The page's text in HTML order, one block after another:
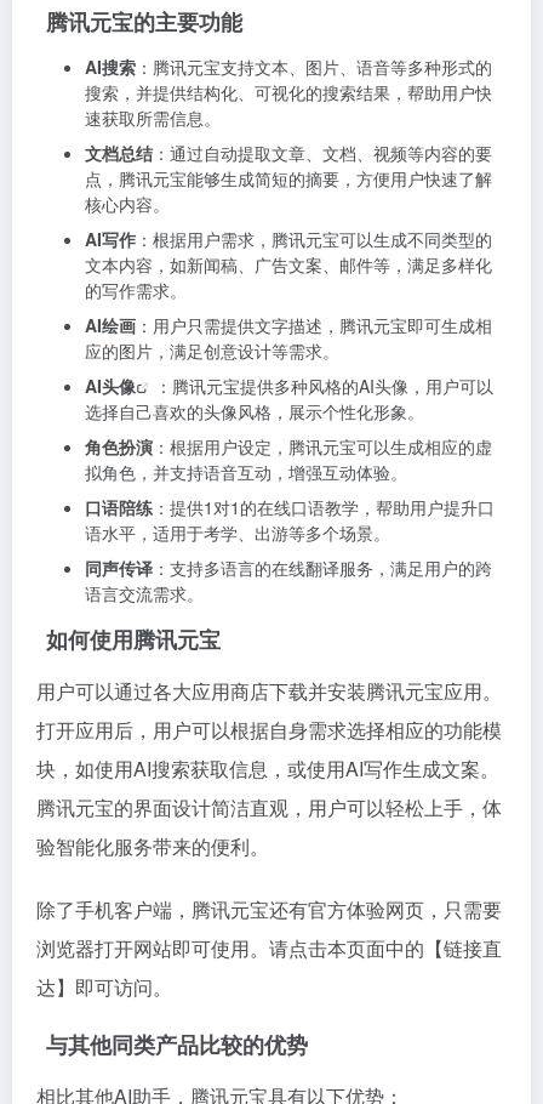
腾讯元宝的主要功能
AI搜索 ：腾讯元宝支持文本、图片、语音等多种形式的
搜索，并提供结构化、可视化的搜索结果，帮助用户快
速获取所需信息。
文档总结 ：通过自动提取文章、文档、视频等内容的要
点，腾讯元宝能够生成简短的摘要，方便用户快速了解
核心内容。
AI写作 ：根据用户需求，腾讯元宝可以生成不同类型的
文本内容，如新闻稿、广告文案、邮件等，满足多样化
的写作需求。
AI绘画 ：用户只需提供文字描述，腾讯元宝即可生成相
应的图片，满足创意设计等需求。
AI头像
：腾讯元宝提供多种风格的AI头像，用户可以
选择自己喜欢的头像风格，展示个性化形象。
角色扮演 ：根据用户设定，腾讯元宝可以生成相应的虚
拟角色，并支持语音互动，增强互动体验。
口语陪练 ：提供1对1的在线口语教学，帮助用户提升口
语水平，适用于考学、出游等多个场景。
同声传译 ：支持多语言的在线翻译服务，满足用户的跨
语言交流需求。
如何使用腾讯元宝
用户可以通过各大应用商店下载并安装腾讯元宝应用。
打开应用后，用户可以根据自身需求选择相应的功能模
块，如使用AI搜索获取信息，或使用AI写作生成文案。
腾讯元宝的界面设计简洁直观，用户可以轻松上手，体
验智能化服务带来的便利。
除了手机客户端，腾讯元宝还有官方体验网页，只需要
浏览器打开网站即可使用。请点击本页面中的【链接直
达】即可访问。
与其他同类产品比较的优势
相比其他AI助手，腾讯元宝具有以下优势：